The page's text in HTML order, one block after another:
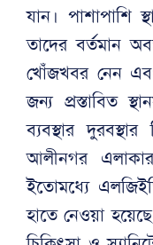
যান। পাশাপাশি
তাদের বর্তমান
খোঁজখবর নেন এবং
জন্য প্রস্তাবিত
ব্যবস্থার
আলীনগর
ইতোমধ্যে
হাতে নেওয়া